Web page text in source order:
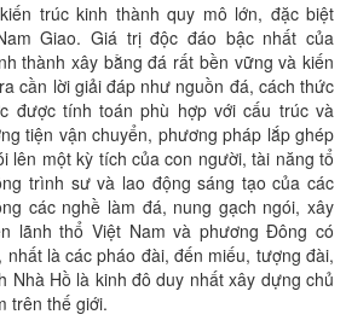
trúc kinh thành quy mô lớn, đặc biệt
Giao. Giá trị độc đáo bậc nhất của
thành xây bằng đá rất bền vững và kiến
cần lời giải đáp như nguồn đá, cách thức
được tính toán phù hợp với cấu trúc và
tiện vận chuyển, phương pháp lắp ghép
lên một kỳ tích của con người, tài năng tổ
trình sư và lao động sáng tạo của các
các nghề làm đá, nung gạch ngói, xây
lãnh thổ Việt Nam và phương Đông có
nhất là các pháo đài, đến miếu, tượng đài,
Nhà Hồ là kinh đô duy nhất xây dựng chủ
trên thế giới.